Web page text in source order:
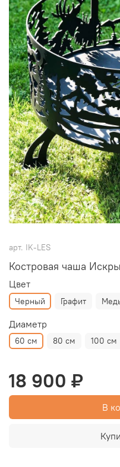
арт. IK-LES
Костровая чаша
Цвет
Черный Графит
Диаметр
60 см 80 см 100 см
18 900 ₽
В